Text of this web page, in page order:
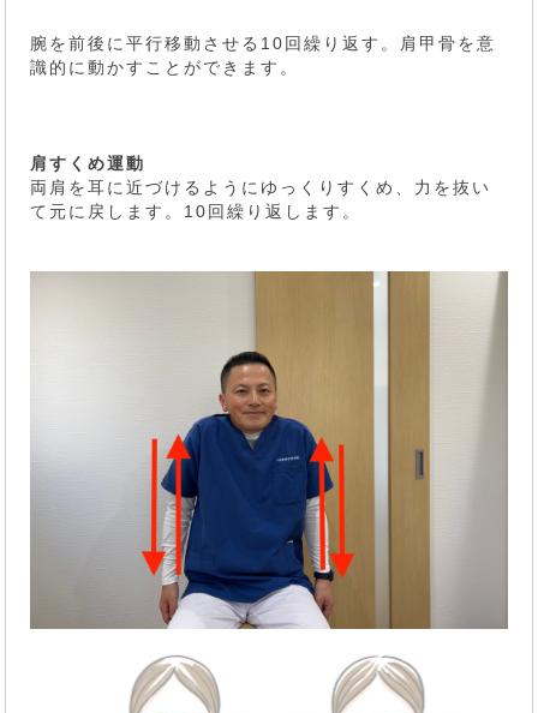
腕を前後に平行移動させる10回繰り返す。肩甲骨を意
識的に動かすことができます。
肩すくめ運動
両肩を耳に近づけるようにゆっくりすくめ、力を抜い
て元に戻します。10回繰り返します。